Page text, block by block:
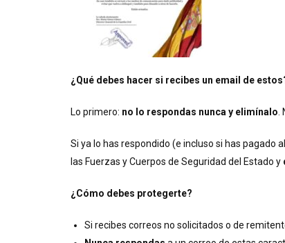
¿Qué debes hacer si recibes un email de
Lo primero: no lo respondas nunca y elimínalo
Si ya lo has respondido (e incluso si has
las Fuerzas y Cuerpos de Seguridad del Estado y
¿Cómo debes protegerte?
Si recibes correos no solicitados o de